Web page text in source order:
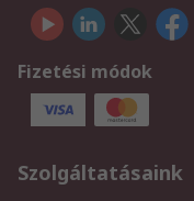
Fizetési módok
Szolgáltatásaink